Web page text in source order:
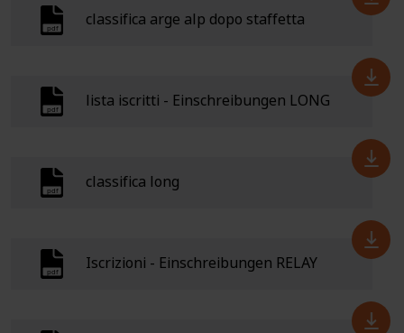
classifica arge alp dopo staffetta
lista iscritti - Einschreibungen LONG
classifica long
Iscrizioni - Einschreibungen RELAY